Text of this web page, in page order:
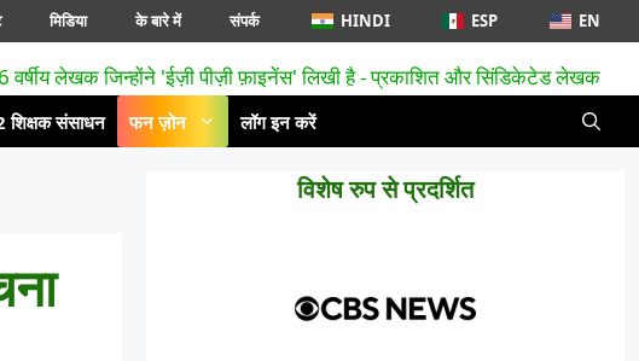
मिडिया के बारे में संपर्क HINDI ESP EN
शिक्षक संसाधन फन ज़ोन लॉग इन करें
विशेष रुप से प्रदर्शित